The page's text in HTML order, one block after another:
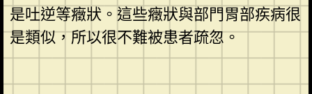
是吐逆等癥狀。這些癥狀與部門胃部疾病很
是類似，所以很不難被患者疏忽。